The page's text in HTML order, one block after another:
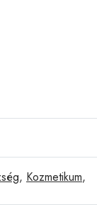
, Kozmetikum,